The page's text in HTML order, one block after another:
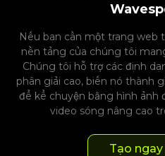
Nếu bạn cần một trang web
nền tảng của chúng tôi
Chúng tôi hỗ trợ các định
phân giải cao, biến nó thành
để kể chuyện bằng hình ảnh
video sóng nâng cao
Tạo